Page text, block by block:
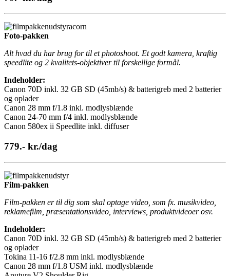
Foto-pakken
Alt hvad du har brug for til et photoshoot. Et godt kamera, kraftig
speedlite og 2 kvalitets-objektiver til forskellige formål.
Indeholder:
Canon 70D inkl. 32 GB SD (45mb/s) & batterigreb med 2 batterier
og oplader
Canon 28 mm f/1.8 inkl. modlysblænde
Canon 24-70 mm f/4 inkl. modlysblænde
Canon 580ex ii Speedlite inkl. diffuser
779.- kr./dag
Film-pakken
Film-pakken er til dig som skal optage video, som fx. musikvideo,
reklamefilm, præsentationsvideo, interviews, produktvideoer osv.
Indeholder:
Canon 70D inkl. 32 GB SD (45mb/s) & batterigreb med 2 batterier
og oplader
Tokina 11-16 f/2.8 mm inkl. modlysblænde
Canon 28 mm f/1.8 USM inkl. modlysblænde